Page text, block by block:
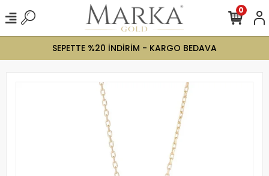
SEPETTE %20 İNDİRİM - KARGO BEDAVA
0